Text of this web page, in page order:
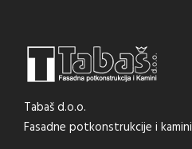
Tabaš d.o.o.
Fasadne potkonstrukcije i kamini